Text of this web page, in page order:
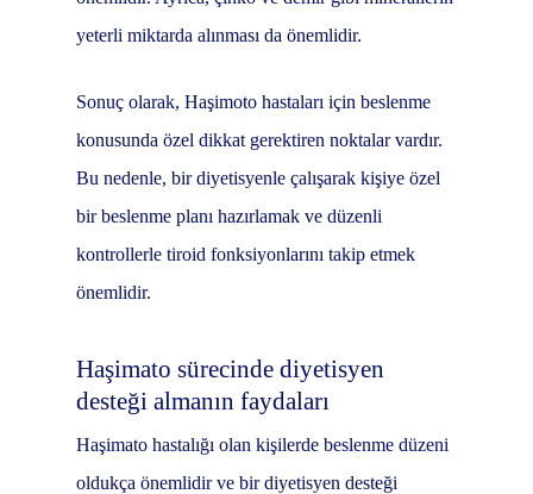
yeterli miktarda alınması da önemlidir.
Sonuç olarak, Haşimoto hastaları için beslenme
konusunda özel dikkat gerektiren noktalar vardır.
Bu nedenle, bir diyetisyenle çalışarak kişiye özel
bir beslenme planı hazırlamak ve düzenli
kontrollerle tiroid fonksiyonlarını takip etmek
önemlidir.
Haşimato sürecinde diyetisyen
desteği almanın faydaları
Haşimato hastalığı olan kişilerde beslenme düzeni
oldukça önemlidir ve bir diyetisyen desteği